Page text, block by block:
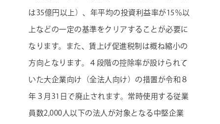
は35億円以上）、年平均の投資利益率が15％以
上などの一定の基準をクリアすることが必要に
なります。また、賃上げ促進税制は概ね縮小の
方向となります。４段階の控除率が設けられて
いた大企業向け（全法人向け）の措置が令和８
年３月31日で廃止されます。常時使用する従業
員数2,000人以下の法人が対象となる中堅企業